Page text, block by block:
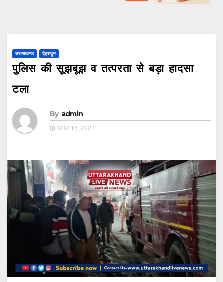
उत्तराखण्ड देहरादून
पुलिस की सूझबूझ व तत्परता से बड़ा हादसा
टला
By admin
NOV 16, 2022